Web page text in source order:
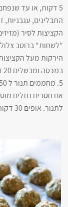
5 דקות, או עד
התבלינים, עגבניות,
הקציצות לסיר
"לשחות" ברוטב
הירקות מעל
במכסה ומבשלים 20 דקות על אש בינונית בלי לערבב.
לתנור. אופים 30 דקות. מגישים עם אורז לבן, קוסקוס או פירה.